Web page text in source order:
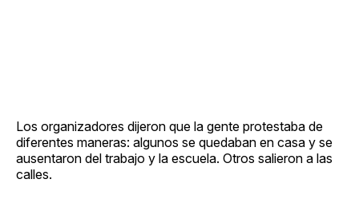
Los organizadores dijeron que la gente protestaba de
diferentes maneras: algunos se quedaban en casa y se
ausentaron del trabajo y la escuela. Otros salieron a las
calles.